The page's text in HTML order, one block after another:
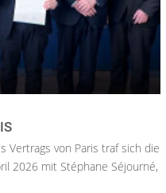
Vertrags von Paris traf sich die
2026 mit Stéphane Séjourné,